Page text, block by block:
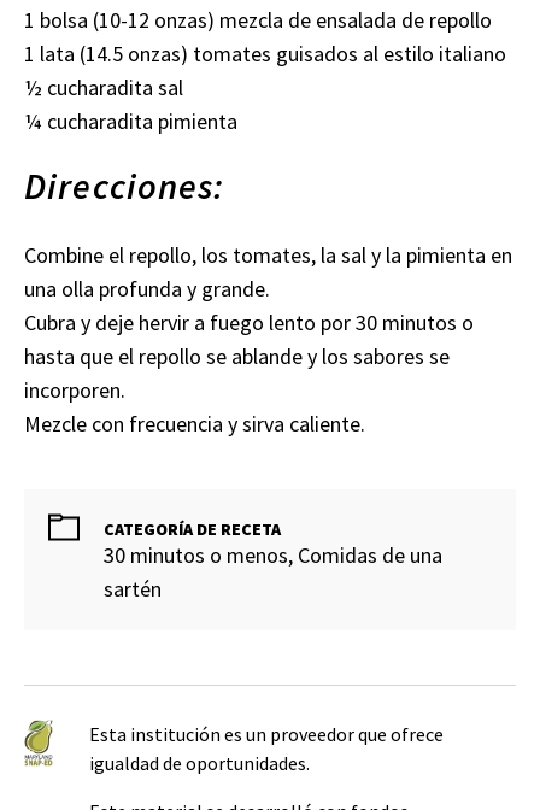
1 bolsa (10-12 onzas) mezcla de ensalada de repollo
1 lata (14.5 onzas) tomates guisados al estilo italiano
½ cucharadita sal
¼ cucharadita pimienta
Direcciones:
Combine el repollo, los tomates, la sal y la pimienta en
una olla profunda y grande.
Cubra y deje hervir a fuego lento por 30 minutos o
hasta que el repollo se ablande y los sabores se
incorporen.
Mezcle con frecuencia y sirva caliente.
CATEGORÍA DE RECETA
30 minutos o menos, Comidas de una
sartén
Esta institución es un proveedor que ofrece
igualdad de oportunidades.